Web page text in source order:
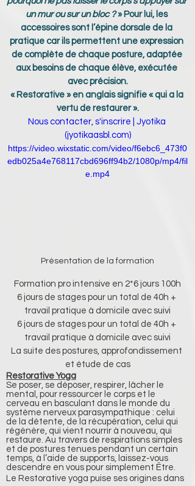
un mur ou sur un bloc ? » Pour lui, les
accessoires sont l’épine dorsale de la
pratique car ils permettent une expression
de complète de chaque posture, adaptée
aux besoins de chaque élève, exécutée
avec précision.
« Restorative » en anglais signifie « qui a la
vertu de restaurer ».
Nous contacter, s'inscrire | Jyotika
(jyotikaasbl.com)
https://video.wixstatic.com/video/f6ebc6_473f0
edb025a4e768117cbd696ff94b2/1080p/mp4/fil
e.mp4
Présentation de la formation
Formation pro intensive en 2*6 jours 100h
6 jours de stages pour un total de 40h +
travail pratique à domicile avec suivi
6 jours de stages pour un total de 40h +
travail pratique à domicile avec suivi
La suite des postures, approfondissement
et étude de cas
Restorative Yoga
Se poser, se déposer, respirer, lâcher le
mental, pour ressourcer le corps et le
cerveau en basculant dans le monde du
système nerveux parasympathique : celui
de la détente, de la récupération, celui qui
régénère, qui vient nourrir à nouveau, qui
restaure. Au travers de respirations simples
et de postures tenues pendant un certain
temps, à l’aide de supports, laissez-vous
descendre en vous pour simplement Être.
Le Restorative yoga puise ses origines dans